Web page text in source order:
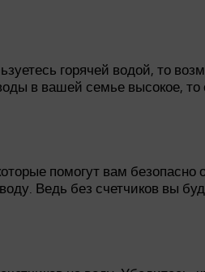
горячей водой, то
в вашей семье высокое, то
помогут вам
Ведь без счетчиков вы